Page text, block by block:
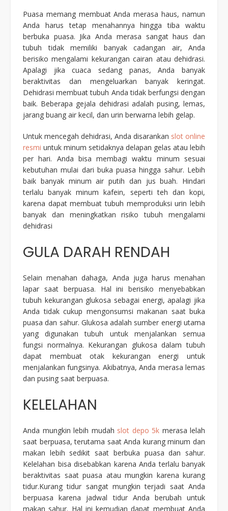
Puasa memang membuat Anda merasa haus, namun
Anda harus tetap menahannya hingga tiba waktu
berbuka puasa. Jika Anda merasa sangat haus dan
tubuh tidak memiliki banyak cadangan air, Anda
berisiko mengalami kekurangan cairan atau dehidrasi.
Apalagi jika cuaca sedang panas, Anda banyak
beraktivitas dan mengeluarkan banyak keringat.
Dehidrasi membuat tubuh Anda tidak berfungsi dengan
baik. Beberapa gejala dehidrasi adalah pusing, lemas,
jarang buang air kecil, dan urin berwarna lebih gelap.
Untuk mencegah dehidrasi, Anda disarankan slot online
resmi untuk minum setidaknya delapan gelas atau lebih
per hari. Anda bisa membagi waktu minum sesuai
kebutuhan mulai dari buka puasa hingga sahur. Lebih
baik banyak minum air putih dan jus buah. Hindari
terlalu banyak minum kafein, seperti teh dan kopi,
karena dapat membuat tubuh memproduksi urin lebih
banyak dan meningkatkan risiko tubuh mengalami
dehidrasi
GULA DARAH RENDAH
Selain menahan dahaga, Anda juga harus menahan
lapar saat berpuasa. Hal ini berisiko menyebabkan
tubuh kekurangan glukosa sebagai energi, apalagi jika
Anda tidak cukup mengonsumsi makanan saat buka
puasa dan sahur. Glukosa adalah sumber energi utama
yang digunakan tubuh untuk menjalankan semua
fungsi normalnya. Kekurangan glukosa dalam tubuh
dapat membuat otak kekurangan energi untuk
menjalankan fungsinya. Akibatnya, Anda merasa lemas
dan pusing saat berpuasa.
KELELAHAN
Anda mungkin lebih mudah slot depo 5k merasa lelah
saat berpuasa, terutama saat Anda kurang minum dan
makan lebih sedikit saat berbuka puasa dan sahur.
Kelelahan bisa disebabkan karena Anda terlalu banyak
beraktivitas saat puasa atau mungkin karena kurang
tidur.Kurang tidur sangat mungkin terjadi saat Anda
berpuasa karena jadwal tidur Anda berubah untuk
makan sahur. Hal ini kemudian dapat membuat Anda